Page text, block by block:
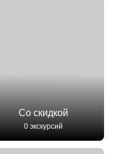
Со скидкой
0 экскурсий